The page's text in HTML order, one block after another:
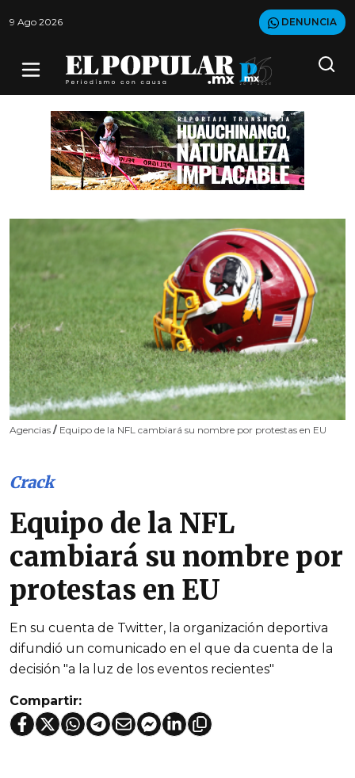
9 Ago 2026 DENUNCIA
Agencias / Equipo de la NFL cambiará su nombre por protestas en EU
Crack
Equipo de la NFL
cambiará su nombre por
protestas en EU
En su cuenta de Twitter, la organización deportiva
difundió un comunicado en el que da cuenta de la
decisión "a la luz de los eventos recientes"
Compartir: